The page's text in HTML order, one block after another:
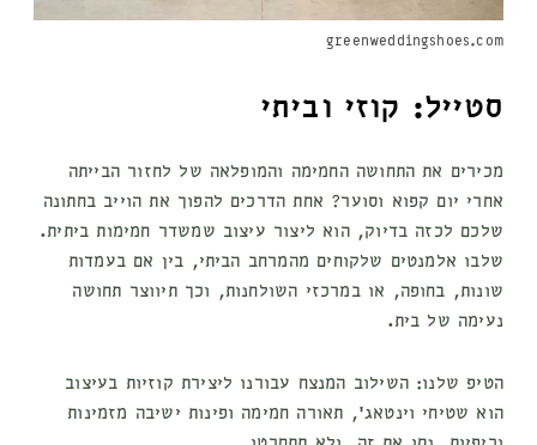
greenweddingshoes.com
סטייל: קוזי וביתי
מכירים את התחושה החמימה והמופלאה של לחזור הבייתה
אחרי יום קפוא וסוער? אחת הדרכים להפוך את הוייב בחתונה
שלכם לכזה בדיוק, הוא ליצור עיצוב שמשדר חמימות ביתית.
שלבו אלמנטים שלקוחים מהמרחב הביתי, בין אם בעמדות
שונות, בחופה, או במרכזי השולחנות, וכך תיווצר תחושה
נעימה של בית.
הטיפ שלנו: השילוב המנצח עבורנו ליצירת קוזיות בעיצוב
הוא שטיחי וינטאג׳, תאורה חמימה ופינות ישיבה מזמינות